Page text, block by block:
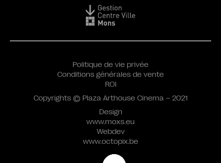
Design
www.moxs.eu
Webdev
www.octopix.be
Politique de vie privée
Conditions générales de vente
ROI
Copyrights © Plaza Arthouse Cinema – 2021